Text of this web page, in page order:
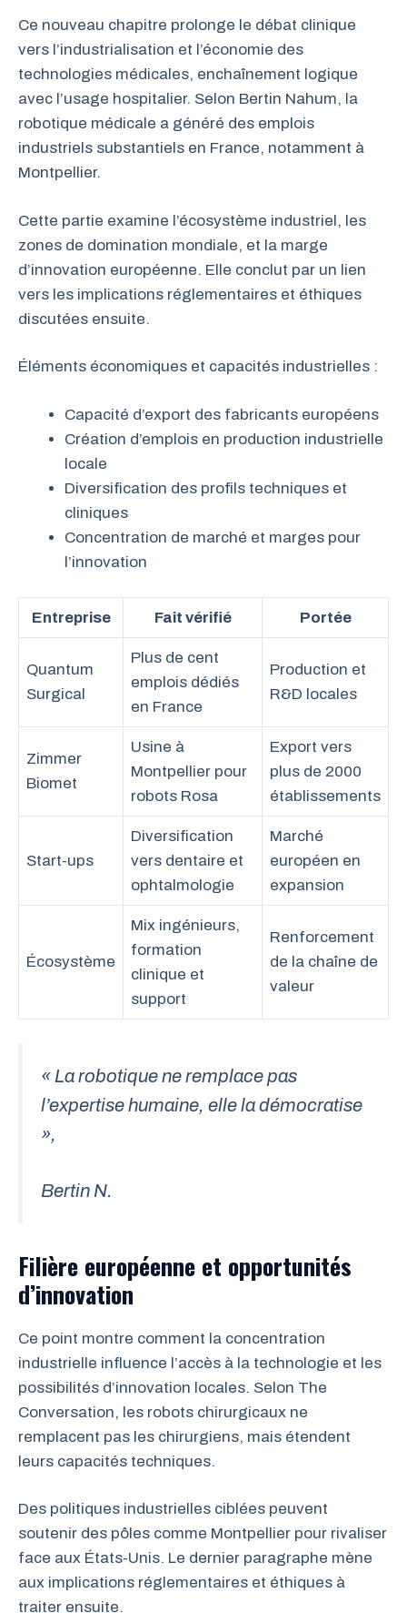
Ce nouveau chapitre prolonge le débat clinique
vers l’industrialisation et l’économie des
technologies médicales, enchaînement logique
avec l’usage hospitalier. Selon Bertin Nahum, la
robotique médicale a généré des emplois
industriels substantiels en France, notamment à
Montpellier.
Cette partie examine l’écosystème industriel, les
zones de domination mondiale, et la marge
d’innovation européenne. Elle conclut par un lien
vers les implications réglementaires et éthiques
discutées ensuite.
Éléments économiques et capacités industrielles :
Capacité d’export des fabricants européens
Création d’emplois en production industrielle
locale
Diversification des profils techniques et
cliniques
Concentration de marché et marges pour
l’innovation
Entreprise Fait vérifié Portée
Quantum
Surgical
Plus de cent
emplois dédiés
en France
Production et
R&D locales
Zimmer
Biomet
Usine à
Montpellier pour
robots Rosa
Export vers
plus de 2000
établissements
Start-ups
Diversification
vers dentaire et
ophtalmologie
Marché
européen en
expansion
Écosystème
Mix ingénieurs,
formation
clinique et
support
Renforcement
de la chaîne de
valeur
« La robotique ne remplace pas
l’expertise humaine, elle la démocratise
»,
Bertin N.
Filière européenne et opportunités
d’innovation
Ce point montre comment la concentration
industrielle influence l’accès à la technologie et les
possibilités d’innovation locales. Selon The
Conversation, les robots chirurgicaux ne
remplacent pas les chirurgiens, mais étendent
leurs capacités techniques.
Des politiques industrielles ciblées peuvent
soutenir des pôles comme Montpellier pour rivaliser
face aux États-Unis. Le dernier paragraphe mène
aux implications réglementaires et éthiques à
traiter ensuite.